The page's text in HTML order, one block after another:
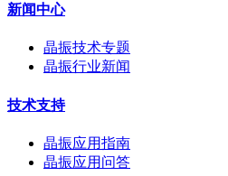
新闻中心
晶振技术专题
晶振行业新闻
技术支持
晶振应用指南
晶振应用问答